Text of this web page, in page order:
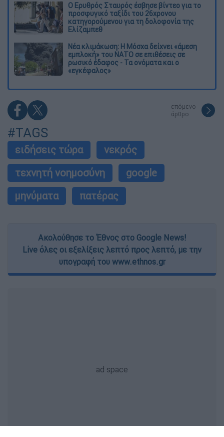
Ο Ερυθρός Σταυρός έσβησε βίντεο για το
προσφυγικό ταξίδι του 26χρονου
κατηγορούμενου για τη δολοφονία της
Ελίζαμπεθ
Νέα κλιμάκωση: Η Μόσχα δείχνει «άμεση
εμπλοκή» του ΝΑΤΟ σε επιθέσεις σε
ρωσικό έδαφος - Τα ονόματα και ο
«εγκέφαλος»
επόμενο
άρθρο
#TAGS
ειδήσεις τώρα
νεκρός
τεχνητή νοημοσύνη
google
μηνύματα
πατέρας
Ακολούθησε το Έθνος στο Google News!
Live όλες οι εξελίξεις λεπτό προς λεπτό, με την
υπογραφή του www.ethnos.gr